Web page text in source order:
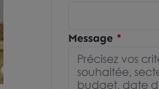
Message